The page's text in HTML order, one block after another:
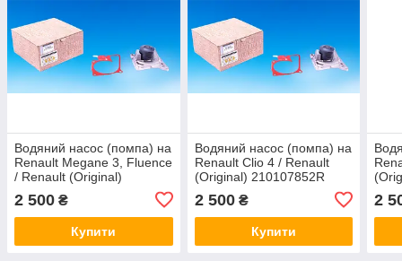
Водяний насос (помпа) на
Renault Megane 3, Fluence
/ Renault (Original)
2 500 ₴
Купити
Водяний насос (помпа) на
Renault Clio 4 / Renault
(Original) 210107852R
2 500₴
Купити
2